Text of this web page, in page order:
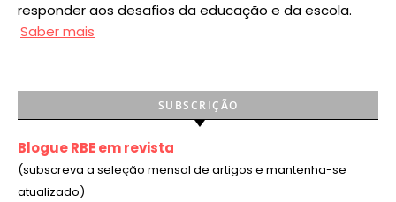
responder aos desafios da educação e da escola.
Saber mais
SUBSCRIÇÃO
Blogue RBE em revista
(subscreva a seleção mensal de artigos e mantenha-se
atualizado)